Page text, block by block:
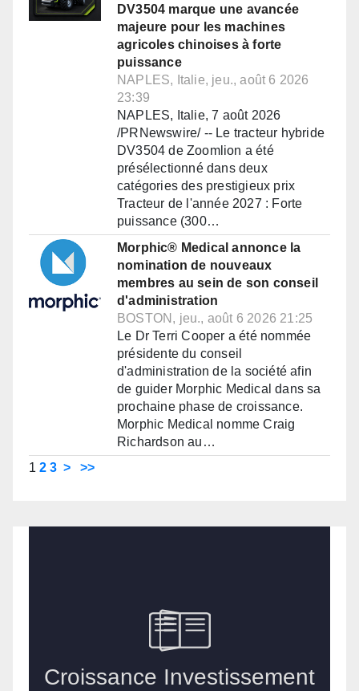
DV3504 marque une avancée
majeure pour les machines
agricoles chinoises à forte
puissance
NAPLES, Italie, jeu., août 6 2026
23:39
NAPLES, Italie, 7 août 2026
/PRNewswire/ -- Le tracteur hybride
DV3504 de Zoomlion a été
présélectionné dans deux
catégories des prestigieux prix
Tracteur de l'année 2027 : Forte
puissance (300…
Morphic® Medical annonce la
nomination de nouveaux
membres au sein de son conseil
d'administration
BOSTON, jeu., août 6 2026 21:25
Le Dr Terri Cooper a été nommée
présidente du conseil
d'administration de la société afin
de guider Morphic Medical dans sa
prochaine phase de croissance.
Morphic Medical nomme Craig
Richardson au…
1 2 3 > >>